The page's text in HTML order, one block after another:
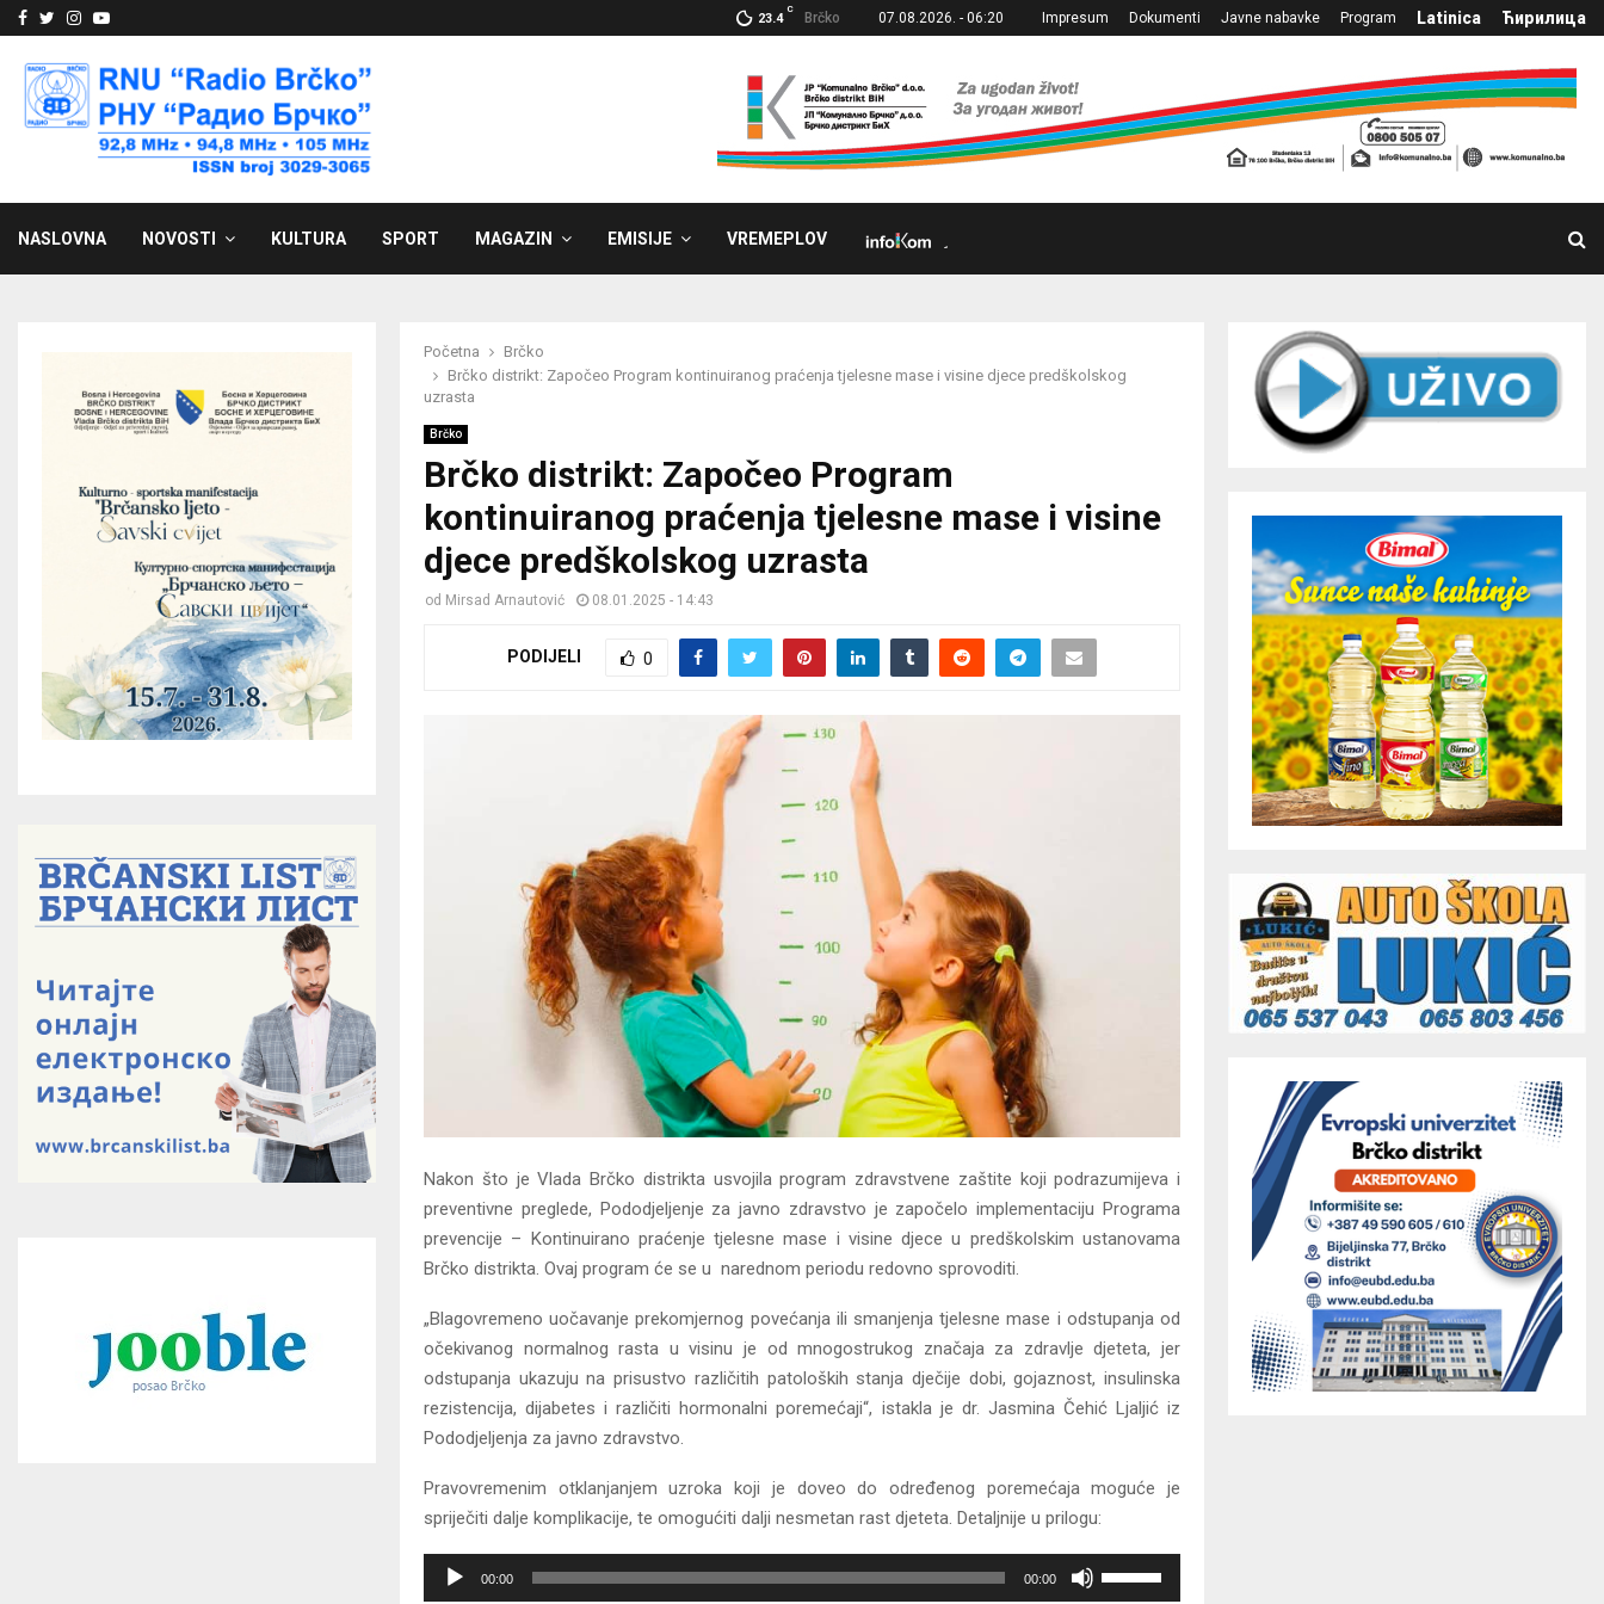
Facebook
Twitter
Instagram
Youtube 23.4
C
Brčko 07.08.2026. - 06:20 Impresum Dokumenti Javne nabavke Program Latinica Ћирилица
NASLOVNA NOVOSTI KULTURA SPORT MAGAZIN EMISIJE VREMEPLOV
Početna
Brčko
Brčko distrikt: Započeo Program kontinuiranog praćenja tjelesne mase i visine djece predškolskog
uzrasta
Brčko
Brčko distrikt: Započeo Program
kontinuiranog praćenja tjelesne mase i visine
djece predškolskog uzrasta
od Mirsad Arnautović 08.01.2025 - 14:43
PODIJELI 0
Nakon što je Vlada Brčko distrikta usvojila program zdravstvene zaštite koji podrazumijeva i
preventivne preglede, Pododjeljenje za javno zdravstvo je započelo implementaciju Programa
prevencije – Kontinuirano praćenje tjelesne mase i visine djece u predškolskim ustanovama
Brčko distrikta. Ovaj program će se u narednom periodu redovno sprovoditi.
„Blagovremeno uočavanje prekomjernog povećanja ili smanjenja tjelesne mase i odstupanja od
očekivanog normalnog rasta u visinu je od mnogostrukog značaja za zdravlje djeteta, jer
odstupanja ukazuju na prisustvo različitih patoloških stanja dječije dobi, gojaznost, insulinska
rezistencija, dijabetes i različiti hormonalni poremećaji“, istakla je dr. Jasmina Čehić Ljaljić iz
Pododjeljenja za javno zdravstvo.
Pravovremenim otklanjanjem uzroka koji je doveo do određenog poremećaja moguće je
spriječiti dalje komplikacije, te omogućiti dalji nesmetan rast djeteta. Detaljnije u prilogu:
00:00 00:00
o